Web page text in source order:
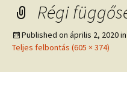
Régi
Published on április 2, 2020in
Teljes felbontás (605 × 374)